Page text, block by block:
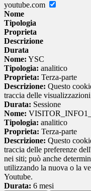
youtube.com
Nome
Tipologia
Proprieta
Descrizione
Durata
Nome: YSC
Tipologia: analitico
Proprieta: Terza-parte
Descrizione: Questo
traccia delle
Durata: Sessione
Nome:
Tipologia: analitico
Proprieta: Terza-parte
Descrizione: Questo
traccia delle preferenze
nei siti; può anche
utilizzando la nuova o la
Youtube.
Durata: 6 mesi